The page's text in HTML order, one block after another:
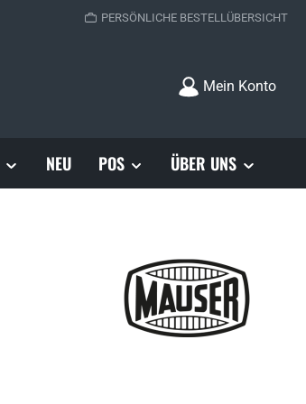
PERSÖNLICHE BESTELLÜBERSICHT
Mein Konto
NEU POS ÜBER UNS